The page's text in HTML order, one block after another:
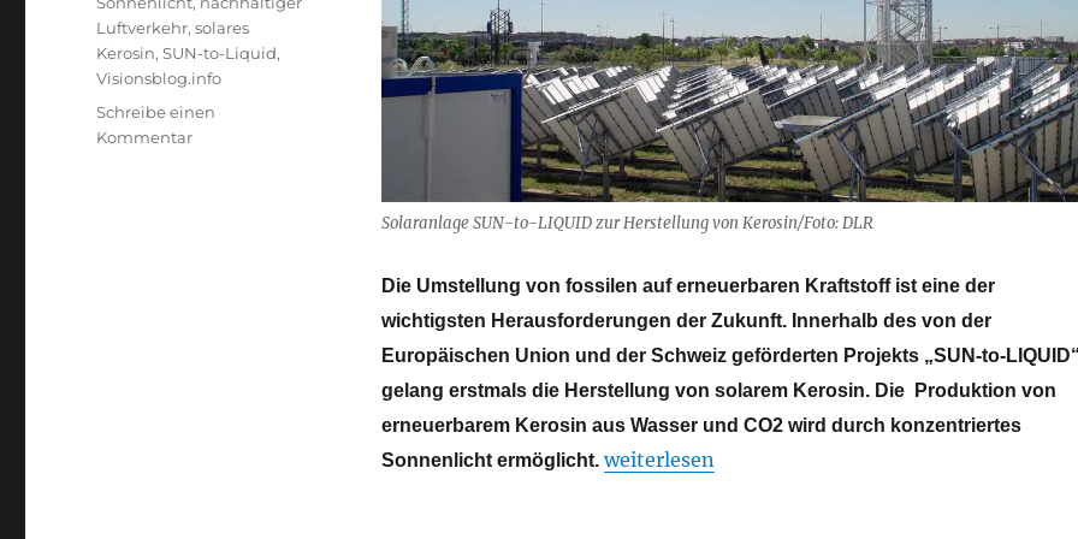
Solaranlage SUN-to-LIQUID zur Herstellung von Kerosin/Foto: DLR
Die Umstellung von fossilen auf erneuerbaren Kraftstoff ist eine der
wichtigsten Herausforderungen der Zukunft. Innerhalb des von der
Europäischen Union und der Schweiz geförderten Projekts „SUN-to-
gelang erstmals die Herstellung von solarem Kerosin. Die Produktion von
erneuerbarem Kerosin aus Wasser und CO2 wird durch konzentriertes
Sonnenlicht ermöglicht.„Kerosin aus Sonnenlicht, Wasser und CO2“
weiterlesen
Luftverkehr,solares
Kerosin,SUN-to-Liquid,
Visionsblog.info
Schreibe einen
Kommentarzu